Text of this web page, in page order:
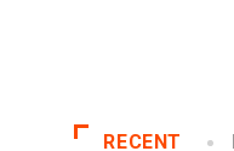
RECENT